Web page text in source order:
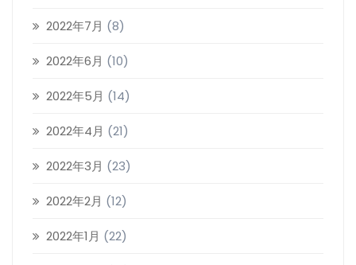
2022年7月 (8)
2022年6月 (10)
2022年5月 (14)
2022年4月 (21)
2022年3月 (23)
2022年2月 (12)
2022年1月 (22)